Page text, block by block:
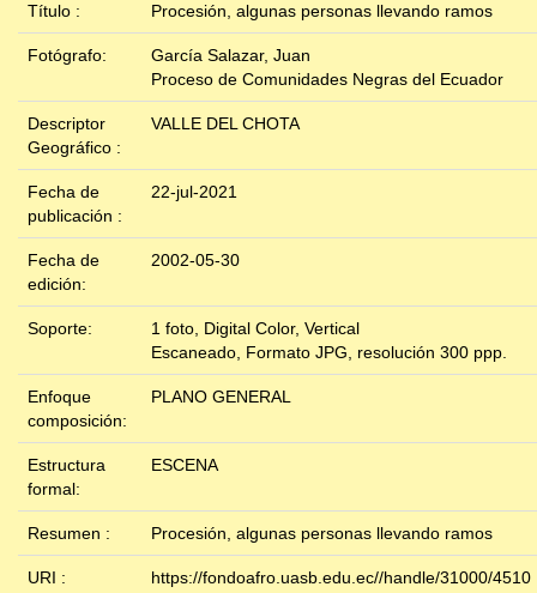
Título : Procesión, algunas personas llevando ramos
Fotógrafo:
García Salazar, Juan
Proceso de Comunidades Negras del Ecuador
Descriptor
Geográfico :
VALLE DEL CHOTA
Fecha de
publicación :
22-jul-2021
Fecha de
edición:
2002-05-30
Soporte:
1 foto, Digital Color, Vertical
Escaneado, Formato JPG, resolución 300 ppp.
Enfoque
composición:
PLANO GENERAL
Estructura
formal:
ESCENA
Resumen : Procesión, algunas personas llevando ramos
URI : https://fondoafro.uasb.edu.ec//handle/31000/4510